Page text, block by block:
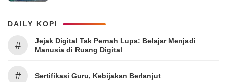
DAILY KOPI
#
Jejak Digital Tak Pernah Lupa: Belajar Menjadi
Manusia di Ruang Digital
# Sertifikasi Guru, Kebijakan Berlanjut